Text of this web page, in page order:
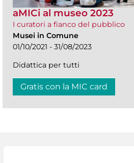
aMICi al museo 2023
I curatori a fianco del pubblico
Musei in Comune
01/10/2021 - 31/08/2023
Didattica per tutti
Gratis con la MIC card